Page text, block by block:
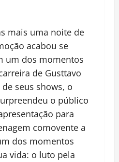
mais uma noite de
acabou se
um dos momentos
de Gusttavo
seus shows, o
o público
para
comovente a
dos momentos
vida: o luto pela